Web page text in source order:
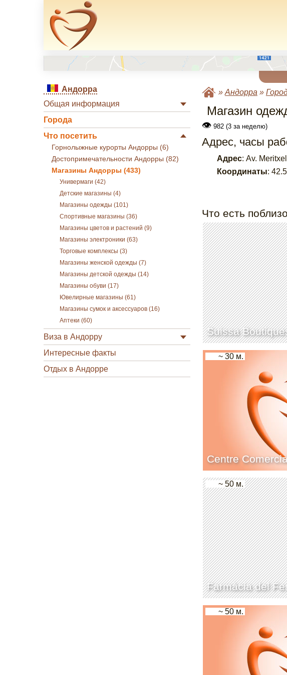
Андорра
Общая информация
Города
Что посетить
Горнолыжные курорты Андорры (6)
Достопримечательности Андорры (82)
Магазины Андорры (433)
Универмаги (42)
Детские магазины (4)
Магазины одежды (101)
Спортивные магазины (36)
Магазины цветов и растений (9)
Магазины электроники (63)
Торговые комплексы (3)
Магазины женской одежды (7)
Магазины детской одежды (14)
Магазины обуви (17)
Ювелирные магазины (61)
Магазины сумок и аксессуаров (16)
Аптеки (60)
Виза в Андорру
Интересные факты
Отдых в Андорре
» Андорра »
Магазин
👁982 (3 за неделю)
Адрес, часы
Адрес: Av.
Координаты:
Что есть
Suissa
Centre
~ 30 м.
Farmàcia del
~ 50 м.
~ 50 м.